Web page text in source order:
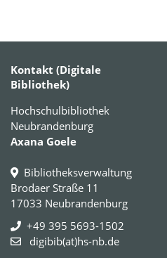
Kontakt (Digitale
Bibliothek)
Hochschulbibliothek
Neubrandenburg
Axana Goele
Bibliotheksverwaltung
Brodaer Straße 11
17033 Neubrandenburg
+49 395 5693-1502
digibib(at)hs-nb.de